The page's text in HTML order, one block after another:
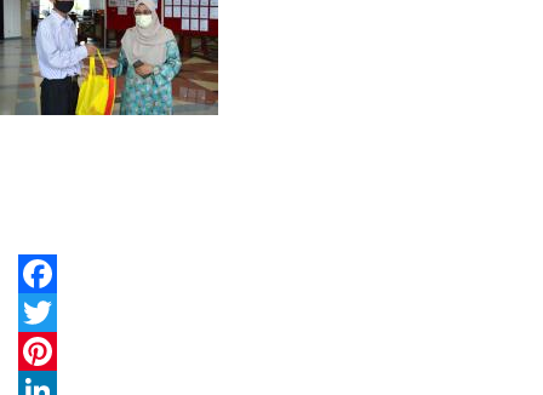
Facebook
Twitter
Pinterest